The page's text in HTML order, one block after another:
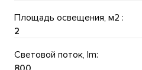
Площадь освещения, м2 :
2
Световой поток, lm: